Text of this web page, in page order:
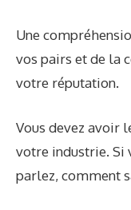
Une
vos pairs et de la
votre réputation.
Vous devez avoir
votre industrie. Si
parlez, comment